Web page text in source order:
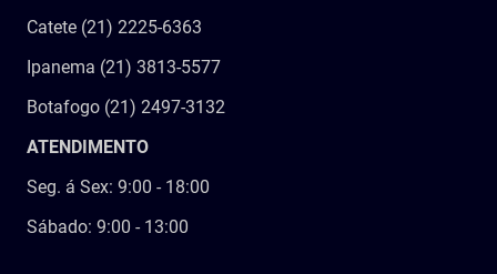
Catete (21) 2225-6363
Ipanema (21) 3813-5577
Botafogo (21) 2497-3132
ATENDIMENTO
Seg. á Sex: 9:00 - 18:00
Sábado: 9:00 - 13:00